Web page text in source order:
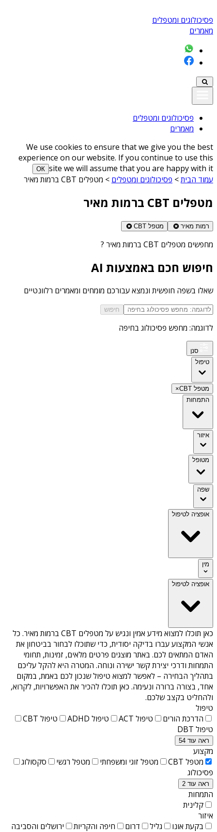
פסיכולוגים ומטפלים
מאמרים
פסיכולוגים ומטפלים
מאמרים
We use cookies to ensure that we give you the best
experience on our website. If you continue to use this
site we will assume that you are happy with it
ОК
עמוד הבית> פסיכולוגים ומטפלים > מטפלים CBT ברמות מאיר
מטפלים CBT ברמות מאיר
רמות מאיר מטפל CBT
מחפשים מטפלים CBT ברמות מאיר ?
חיפוש חכם באמצעות AI
שאלו בשפה חופשית ונמצא עבורכם מומחים ומאמרים רלוונטיים
חיפוש
לדוגמה: מחפש פסיכולוג בחיפה
סנן
טיפול
מטפל CBT
×
התמחות
איזור
מטופל
שפה
אופציה לטיפול
מין
אופציה לטיפול
כאן תוכלו למצוא מידע אמין ונגיש על מטפלים CBT ברמות מאיר
. כל
אנשי המקצוע עברו בדיקה יסודית, כדי שתוכלו לבחור בביטחון את
האדם המתאים לכם. באתר מוצגים פרטים מלאים, זמינות, תחומי
התמחות ודרכי יצירת קשר ישירה ונוחה. המטרה היא להקל עליכם
בתהליך הבחירה – לאפשר למצוא טיפול שנכון לכם באמת, במקום
אחד, בצורה ברורה ונעימה. כאן תוכלו להכיר את האפשרויות, לקרוא,
ולהחליט בקצב שלכם.
טיפול
הדרכת הורים
טיפול ACT טיפול ADHD
טיפול CBT
טיפול DBT
ראה עוד 54
מקצוע
מטפל CBT
מטפל זוגי ומשפחתי מטפל רגשי
סקסולוג
פסיכולוג
ראה עוד 2
התמחות
קלינית
איזור
בקעת אונו
גליל דרום חיפה והקריות ירושלים והסביבה